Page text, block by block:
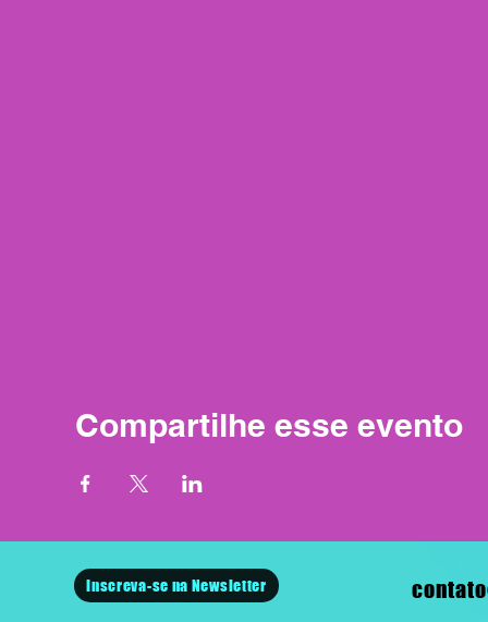
Compartilhe esse evento
Inscreva-se na Newsletter